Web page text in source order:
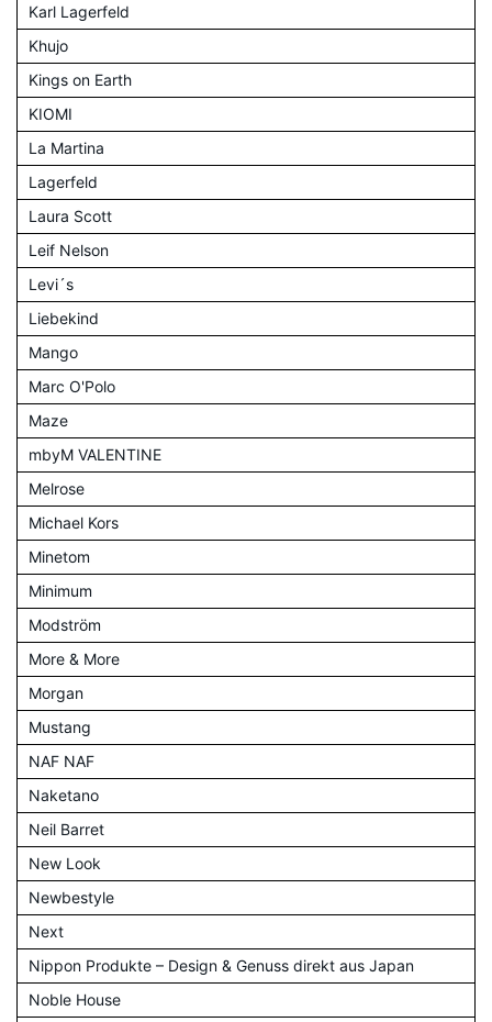
Karl Lagerfeld
Khujo
Kings on Earth
KIOMI
La Martina
Lagerfeld
Laura Scott
Leif Nelson
Levi´s
Liebekind
Mango
Marc O'Polo
Maze
mbyM VALENTINE
Melrose
Michael Kors
Minetom
Minimum
Modström
More & More
Morgan
Mustang
NAF NAF
Naketano
Neil Barret
New Look
Newbestyle
Next
Nippon Produkte – Design & Genuss direkt aus Japan
Noble House